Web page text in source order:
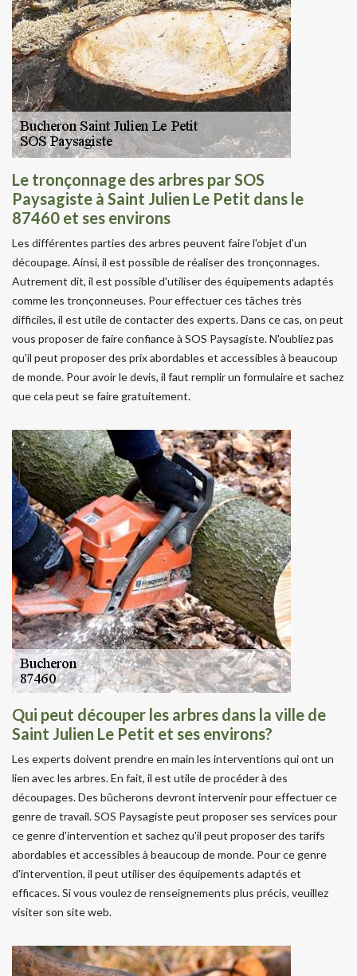
Le tronçonnage des arbres par SOS
Paysagiste à Saint Julien Le Petit dans le
87460 et ses environs
Les différentes parties des arbres peuvent faire l'objet d'un
découpage. Ainsi, il est possible de réaliser des tronçonnages.
Autrement dit, il est possible d'utiliser des équipements adaptés
comme les tronçonneuses. Pour effectuer ces tâches très
difficiles, il est utile de contacter des experts. Dans ce cas, on peut
vous proposer de faire confiance à SOS Paysagiste. N'oubliez pas
qu'il peut proposer des prix abordables et accessibles à beaucoup
de monde. Pour avoir le devis, il faut remplir un formulaire et sachez
que cela peut se faire gratuitement.
Qui peut découper les arbres dans la ville de
Saint Julien Le Petit et ses environs?
Les experts doivent prendre en main les interventions qui ont un
lien avec les arbres. En fait, il est utile de procéder à des
découpages. Des bûcherons devront intervenir pour effectuer ce
genre de travail. SOS Paysagiste peut proposer ses services pour
ce genre d'intervention et sachez qu'il peut proposer des tarifs
abordables et accessibles à beaucoup de monde. Pour ce genre
d'intervention, il peut utiliser des équipements adaptés et
efficaces. Si vous voulez de renseignements plus précis, veuillez
visiter son site web.